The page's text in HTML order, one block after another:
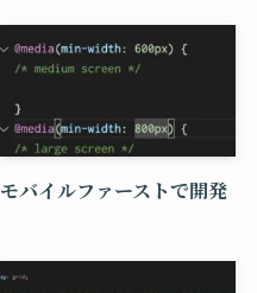
モバイルファーストで開発